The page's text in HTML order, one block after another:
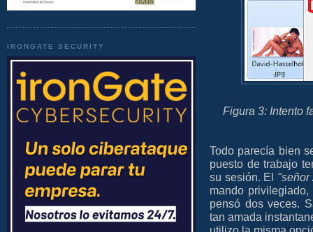
IRONGATE SECURITY
Figura 3: Intento
Todo parecía bien
puesto de trabajo
su sesión. El "señor
mando
pensó dos veces.
tan amada